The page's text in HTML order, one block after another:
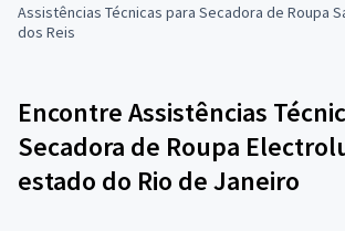
Assistências Técnicas para Secadora de Roupa
dos Reis
Encontre Assistências
Secadora de Roupa
estado do Rio de Janeiro